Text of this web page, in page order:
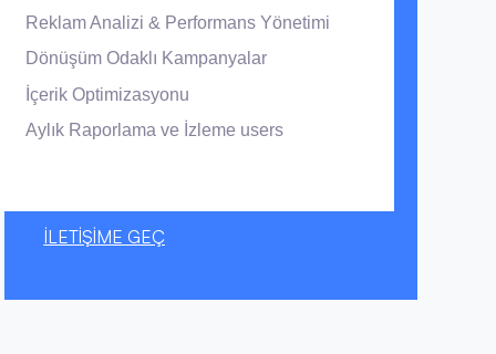
Reklam Analizi & Performans Yönetimi
Dönüşüm Odaklı Kampanyalar
İçerik Optimizasyonu
Aylık Raporlama ve İzleme users
İLETİŞİME GEÇ